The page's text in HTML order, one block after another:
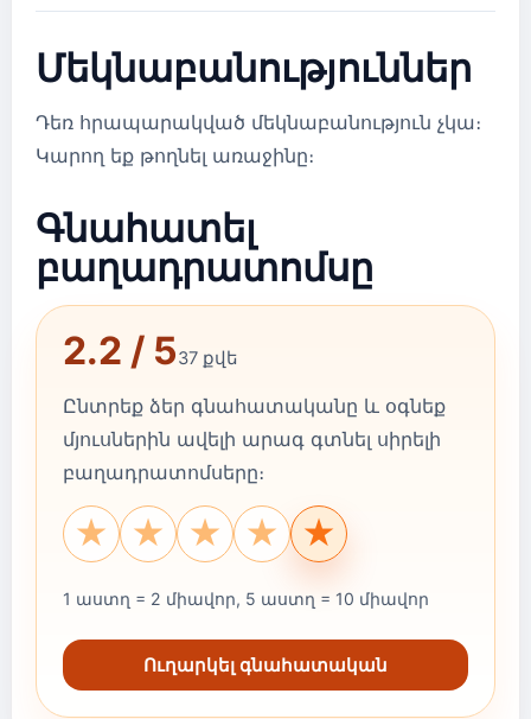
Մեկնաբանություններ
Դեռ հրապարակված մեկնաբանություն չկա։
Կարող եք թողնել առաջինը։
Գնահատել
բաղադրատոմսը
2.2 / 537 քվե
Ընտրեք ձեր գնահատականը և օգնեք
մյուսներին ավելի արագ գտնել սիրելի
բաղադրատոմսերը։
★
★
★
★
★
1 աստղ = 2 միավոր, 5 աստղ = 10 միավոր
Ուղարկել գնահատական